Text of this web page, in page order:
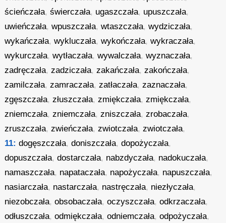
ścieńczała,świerczała, ugaszczała, upuszczała,
uwieńczała,wpuszczała,wtaszczała,wydziczała,
wykańczała,wykluczała,wykończała,wykraczała,
wykurczała,wytłaczała,wywalczała,wyznaczała,
zadręczała,zadziczała,zakańczała,zakończała,
zamilczała,zamraczała,zatłaczała,zaznaczała,
zgęszczała,złuszczała,zmiękczała,zmiękczała,
zniemczała,zniemczała,zniszczała,zrobaczała,
zruszczała,zwieńczała,zwiotczała,zwiotczała,
11: dogęszczała,doniszczała,dopożyczała,
dopuszczała,dostarczała, nabzdyczała, nadokuczała,
namaszczała, napataczała, napożyczała, napuszczała,
nasiarczała, nastarczała, nastręczała, niezłyczała,
niezobczała,obsobaczała,oczyszczała,odkrzaczała,
odłuszczała,odmiękczała,odniemczała,odpożyczała,